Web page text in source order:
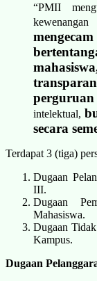
“PMII
intelektual,
secara
Terdapat 3 (tiga)
Dugaan
III.
Dugaan
Mahasiswa.
Dugaan
Kampus.
Dugaan